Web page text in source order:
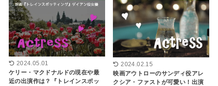
2024.05.01
ケリー・マクドナルドの現在や最
近の出演作は？『トレインスポッ
2024.02.15
映画アウトローのサンディ役アレ
クシア・ファストが可愛い！出演